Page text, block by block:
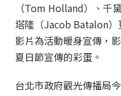
（Tom Holland）、千
塔隆（Jacob Batalon）
影片為活動暖身宣傳，
夏日節宣傳的彩蛋。
台北市政府觀光傳播局